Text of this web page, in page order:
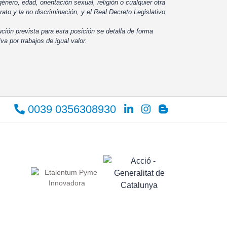
edad, orientación sexual, religión o cualquier otra
y la no discriminación, y el Real Decreto Legislativo
prevista para esta posición se detalla de forma
por trabajos de igual valor.
0039 0356308930